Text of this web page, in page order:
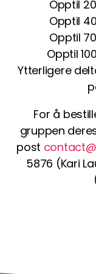
Opptil
Opptil
Opptil
Opptil
Ytterligere
For å
gruppen
post
5876 (Kari